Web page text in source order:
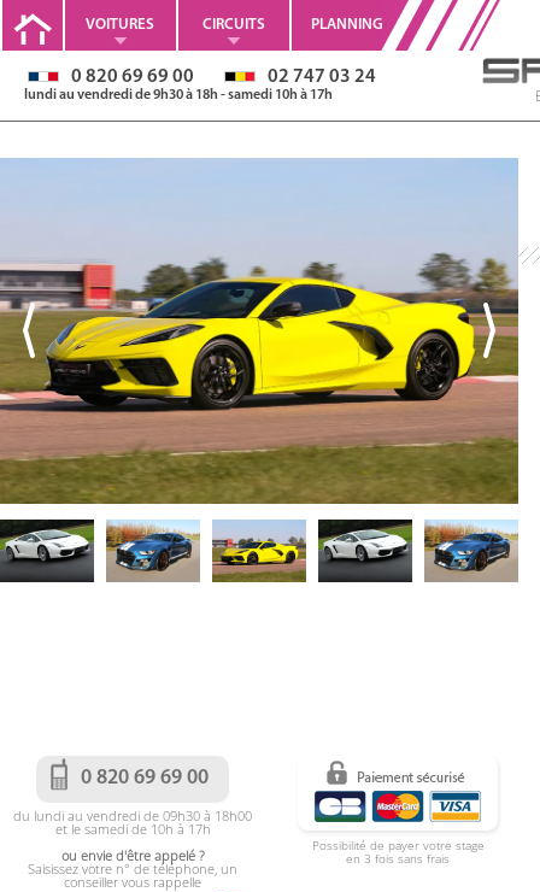
VOITURES CIRCUITS PLANNING
0 820 69 69 00 02 747 03 24
lundi au vendredi de 9h30 à 18h - samedi 10h à 17h
0 820 69 69 00
du lundi au vendredi de 09h30 à 18h00
et le samedi de 10h à 17h
ou envie d'être appelé ?
Saisissez votre n° de téléphone, un
conseiller vous rappelle
Possibilité de payer votre stage
en 3 fois sans frais